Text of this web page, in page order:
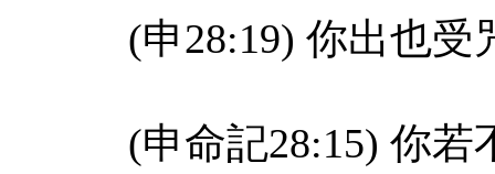
(申28:19) 你出也
(申命記28:15) 你